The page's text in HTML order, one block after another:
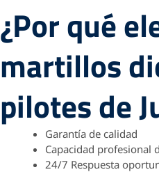
¿Por qué
martillos
pilotes de
Garantía de calidad
Capacidad profesional
24/7 Respuesta